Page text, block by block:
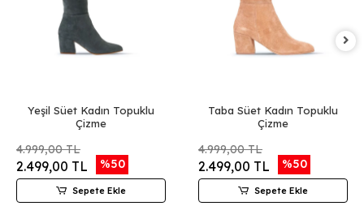
Yeşil Süet Kadın Topuklu
Çizme
4.999,00 TL
2.499,00 TL %50
Sepete Ekle
Taba Süet Kadın Topuklu
Çizme
4.999,00 TL
2.499,00 TL %50
Sepete Ekle